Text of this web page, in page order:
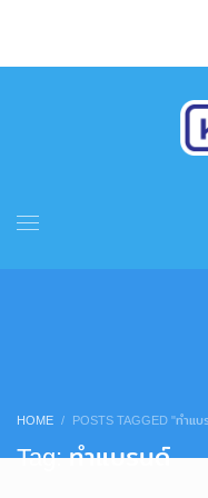
HOME POSTS TAGGED "ทำแ
Tag: ทำแบรนด์